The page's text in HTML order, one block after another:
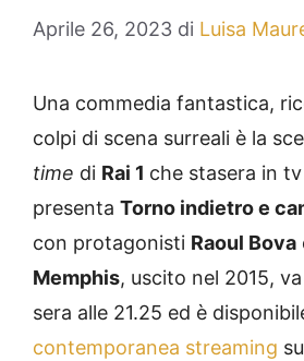
Aprile 26, 2023 di Luisa
Una commedia fantastica,
colpi di scena surreali è la
time di Rai 1 che stasera in
presenta Torno indietro e
con protagonisti Raoul Bova
Memphis, uscito nel 2015,
sera alle 21.25 ed è
contemporanea streaming su